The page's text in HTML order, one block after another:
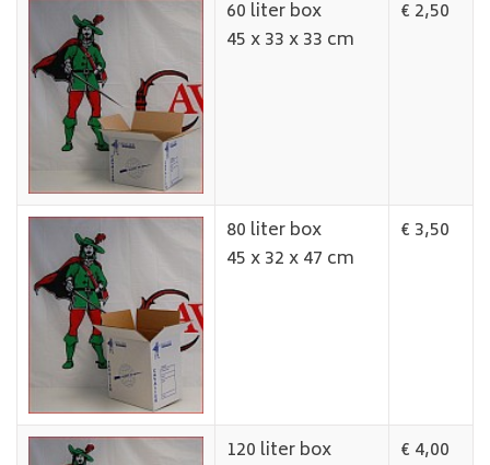
60 liter box
45 x 33 x 33 cm
€ 2,50
80 liter box
45 x 32 x 47 cm
€ 3,50
120 liter box
€ 4,00